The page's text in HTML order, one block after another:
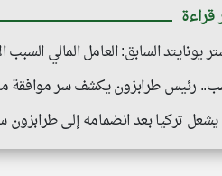
قراءة
يونايتد السابق: العامل المالي
رئيس طرابزون يكشف سر موافقة
تركيا بعد انضمامه إلى طرابزون